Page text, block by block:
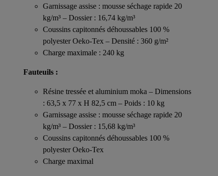
Garnissage assise : mousse séchage rapide 20
kg/m³ – Dossier : 16,74 kg/m³
Coussins capitonnés déhoussables 100 %
polyester Oeko-Tex – Densité : 360 g/m²
Charge maximale : 240 kg
Fauteuils :
Résine tressée et aluminium moka – Dimensions
: 63,5 x 77 x H 82,5 cm – Poids : 10 kg
Garnissage assise : mousse séchage rapide 20
kg/m³ – Dossier : 15,68 kg/m³
Coussins capitonnés déhoussables 100 %
polyester Oeko-Tex
Charge maximal